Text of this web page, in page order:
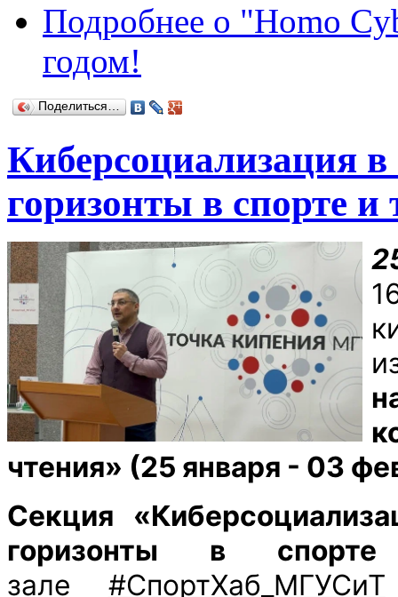
Подробнее о "Homo
годом!
Поделиться…
Киберсоциализация
горизонты в спорте и
чтения» (25 января - 03
Секция
горизонты в
зале #СпортХаб_МГУСиТ